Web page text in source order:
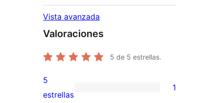
Vista avanzada
Valoraciones
5 de 5 estrellas.
1
5
estrellas
1